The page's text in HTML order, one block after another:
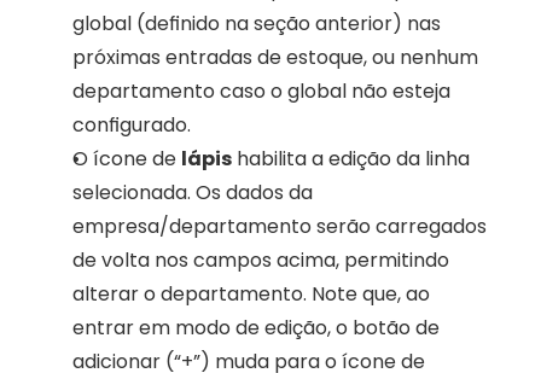
global (definido na seção anterior) nas
próximas entradas de estoque, ou nenhum
departamento caso o global não esteja
configurado.
O ícone de lápis habilita a edição da linha
selecionada. Os dados da
empresa/departamento serão carregados
de volta nos campos acima, permitindo
alterar o departamento. Note que, ao
entrar em modo de edição, o botão de